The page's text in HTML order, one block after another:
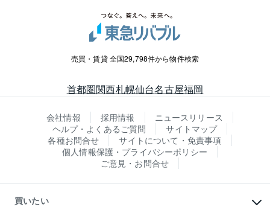
売買・賃貸 全国29,798件から物件検索
首都圏関西札幌仙台名古屋福岡
会社情報 採用情報
ニュースリリース
ヘルプ・よくあるご質問
サイトマップ
各種お問合せ
サイトについて・免責事項
個人情報保護・プライバシーポリシー
ご意見・お問合せ
買いたい